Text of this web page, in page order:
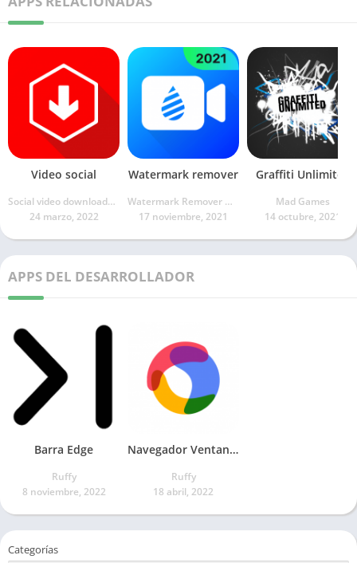
Video social
Social video downloader Dev
24 marzo, 2022
Watermark remover
Watermark Remover & Slow Motion & MP3 Converter
17 noviembre, 2021
Graffiti Unlimited
Mad Games
14 octubre, 2021
APPS DEL DESARROLLADOR
Barra Edge
Ruffy
8 noviembre, 2022
Navegador Ventanas Flotantes
Ruffy
18 abril, 2022
Categorías